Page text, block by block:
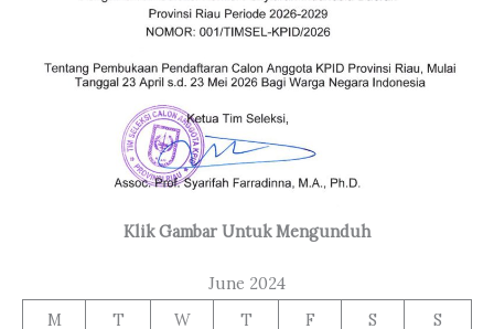
Klik Gambar Untuk Mengunduh
June 2024
M
T W T F S
S